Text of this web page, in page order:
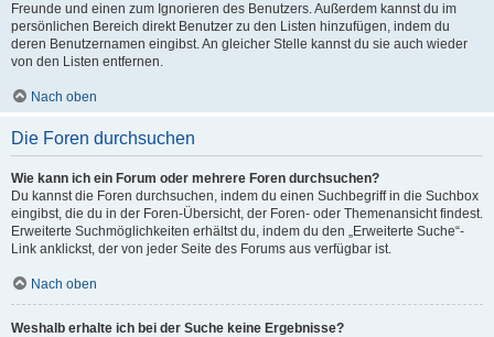
Freunde und einen zum Ignorieren des Benutzers. Außerdem kannst du im
persönlichen Bereich direkt Benutzer zu den Listen hinzufügen, indem du
deren Benutzernamen eingibst. An gleicher Stelle kannst du sie auch wieder
von den Listen entfernen.
Nach oben
Die Foren durchsuchen
Wie kann ich ein Forum oder mehrere Foren durchsuchen?
Du kannst die Foren durchsuchen, indem du einen Suchbegriff in die Suchbox
eingibst, die du in der Foren-Übersicht, der Foren- oder Themenansicht findest.
Erweiterte Suchmöglichkeiten erhältst du, indem du den „Erweiterte Suche“-
Link anklickst, der von jeder Seite des Forums aus verfügbar ist.
Nach oben
Weshalb erhalte ich bei der Suche keine Ergebnisse?